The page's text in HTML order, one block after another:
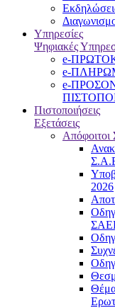
Υπηρεσίες
Ψηφιακές
e-
e-
e-
Πιστοποιήσεις
Εξετάσεις
2026